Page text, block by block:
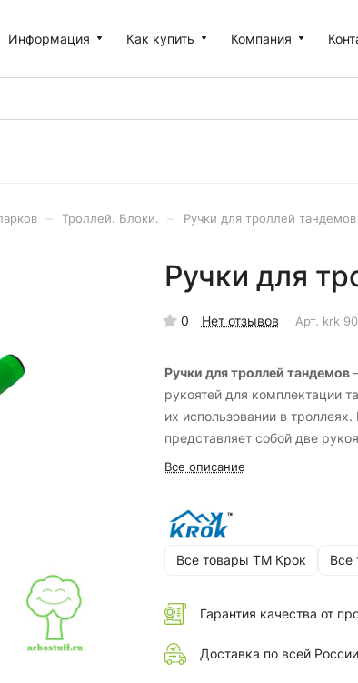
Информация Как купить Компания
Троллей. Блоки. Ручки для троллей
Ручки для
0 Нет отзывов Арт. krk
Ручки для троллей тандемов
рукоятей для комплектации
их использовании в троллеях.
представляет собой две
между собой резьбовым
ответная гайка.
Все описание
Все товары ТМ Крок Все
Гарантия качества от
Доставка по всей